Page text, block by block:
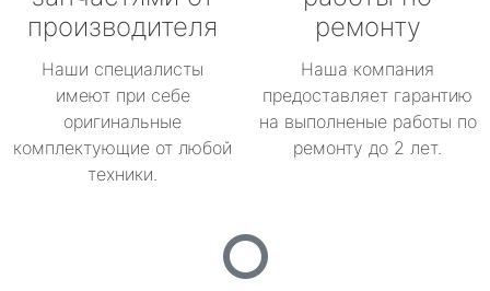
производителя
Наши специалисты
имеют при себе
оригинальные
комплектующие от любой
техники.
ремонту
Наша компания
предоставляет гарантию
на выполненые работы по
ремонту до 2 лет.